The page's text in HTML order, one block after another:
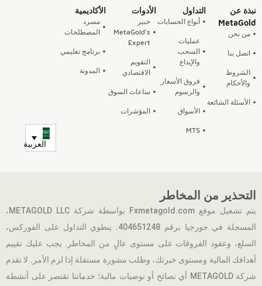
نبذة عن
MetaGold
من نحن
اتصل بنا
الشروط
والأحكام
الأسئلة الشائعة
التداول
أنواع الحسابات
عمليات
السحب
والإيداع
فروق الأسعار
والرسوم
الأسواق
MT5
الأدوات
خبير
MetaGold's
Expert
التقويم
الاقتصادي
ساعات السوق
المؤشرات
الأكاديمية
مسرد
المصطلحات
برنامج تعليمي
المدونة
العربية
التحذير من المخاطر
يتم تشغيل موقع Fxmetagold.com بواسطة شركة METAGOLD LLC،
المسجلة في جورجيا برقم 404651248. ينطوي التداول على الفوركس،
السلع، وعقود الفروقات على مستوى عالٍ من المخاطر. يجب عليك تقييم
أهدافك المالية ومستوى خبرتك، وطلب مشورة مستقلة إذا لزم الأمر. لا تقدم
شركة METAGOLD أي نصائح أو توصيات مالية؛ خدماتنا تقتصر على أنشطة